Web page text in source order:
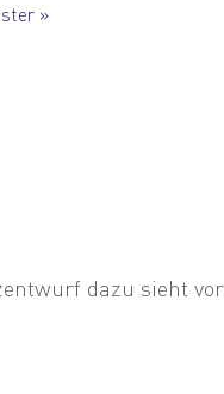
»
dazu sieht